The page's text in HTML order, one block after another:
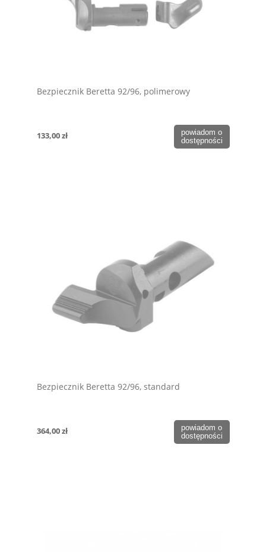
Bezpiecznik Beretta 92/96, polimerowy
133,00 zł
powiadom o
dostępności
Bezpiecznik Beretta 92/96, standard
364,00 zł
powiadom o
dostępności